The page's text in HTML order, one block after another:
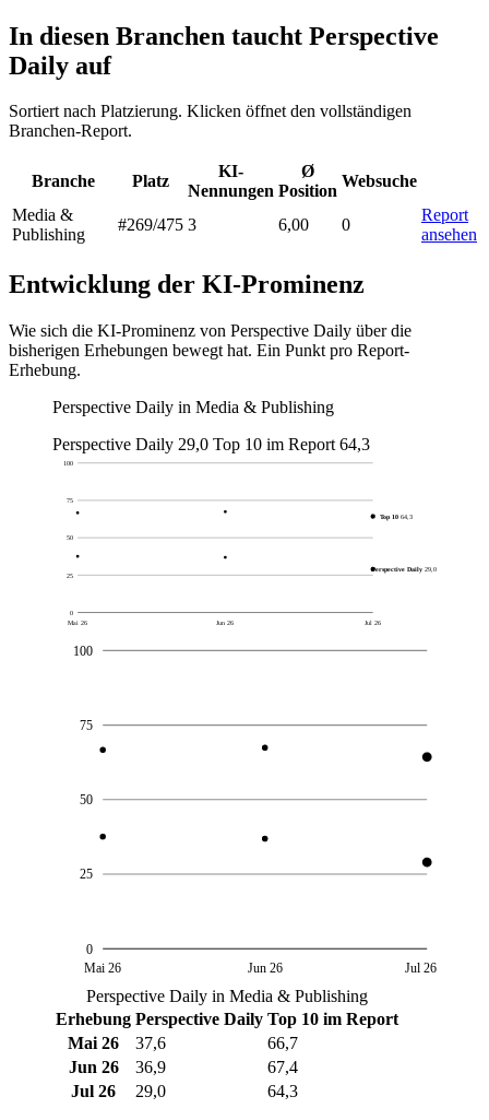
In diesen Branchen taucht Perspective
Daily auf
Sortiert nach Platzierung. Klicken öffnet den vollständigen
Branchen-Report.
Branche Platz
KI-
Nennungen
Ø
Position
Websuche
Media &
Publishing
#269/475 3 6,00 0
Report
ansehen
Entwicklung der KI-Prominenz
Wie sich die KI-Prominenz von Perspective Daily über die
bisherigen Erhebungen bewegt hat. Ein Punkt pro Report-
Erhebung.
Perspective Daily in Media & Publishing
Perspective Daily 29,0 Top 10 im Report 64,3
0
25
50
75
100
Mai 26 Jun 26 Jul 26
Perspective Daily 29,0
Top 10 64,3
0
25
50
75
100
Mai 26 Jun 26 Jul 26
Perspective Daily in Media & Publishing
Erhebung Perspective Daily Top 10 im Report
Mai 26
37,6
66,7
Jun 26
36,9
67,4
Jul 26
29,0 64,3